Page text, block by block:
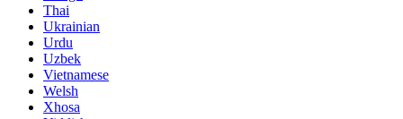
Thai
Ukrainian
Urdu
Uzbek
Vietnamese
Welsh
Xhosa